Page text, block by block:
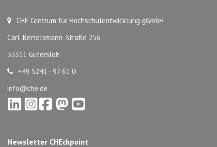
CHE Centrum für Hochschulentwicklung gGmbH
Carl-Bertelsmann-Straße 256
33311 Gütersloh
+49 5241 - 97 61 0
info@che.de
Newsletter CHEckpoint